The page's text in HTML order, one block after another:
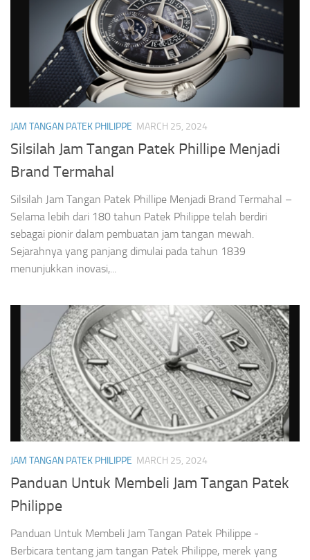
JAM TANGAN PATEK PHILIPPE MARCH 25, 2024
Silsilah Jam Tangan Patek Phillipe Menjadi
Brand Termahal
Silsilah Jam Tangan Patek Phillipe Menjadi Brand Termahal –
Selama lebih dari 180 tahun Patek Philippe telah berdiri
sebagai pionir dalam pembuatan jam tangan mewah.
Sejarahnya yang panjang dimulai pada tahun 1839
menunjukkan inovasi,...
JAM TANGAN PATEK PHILIPPE MARCH 25, 2024
Panduan Untuk Membeli Jam Tangan Patek
Philippe
Panduan Untuk Membeli Jam Tangan Patek Philippe -
Berbicara tentang jam tangan Patek Philippe, merek yang